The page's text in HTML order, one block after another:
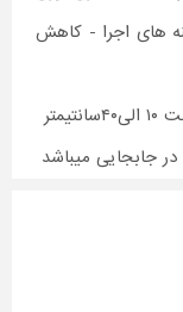
های اجرا - کاهش